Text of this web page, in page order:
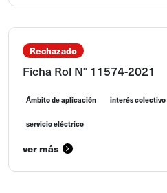
Rechazado
Ficha Rol N° 11574-2021
Ámbito de aplicación interés colectivo
servicio eléctrico
ver más